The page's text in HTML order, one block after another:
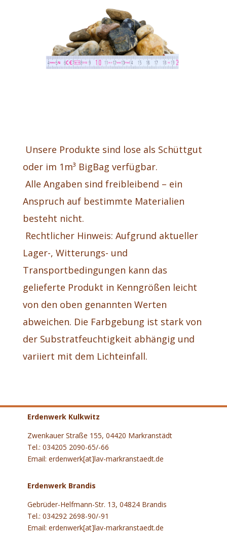
Unsere Produkte sind lose als Schüttgut
oder im 1m³ BigBag verfügbar.
Alle Angaben sind freibleibend – ein
Anspruch auf bestimmte Materialien
besteht nicht.
Rechtlicher Hinweis: Aufgrund aktueller
Lager-, Witterungs- und
Transportbedingungen kann das
gelieferte Produkt in Kenngrößen leicht
von den oben genannten Werten
abweichen. Die Farbgebung ist stark von
der Substratfeuchtigkeit abhängig und
variiert mit dem Lichteinfall.
Erdenwerk Kulkwitz
Zwenkauer Straße 155, 04420 Markranstädt
Tel.: 034205 2090-65/-66
Email: erdenwerk[at]lav-markranstaedt.de
Erdenwerk Brandis
Gebrüder-Helfmann-Str. 13, 04824 Brandis
Tel.: 034292 2698-90/-91
Email: erdenwerk[at]lav-markranstaedt.de